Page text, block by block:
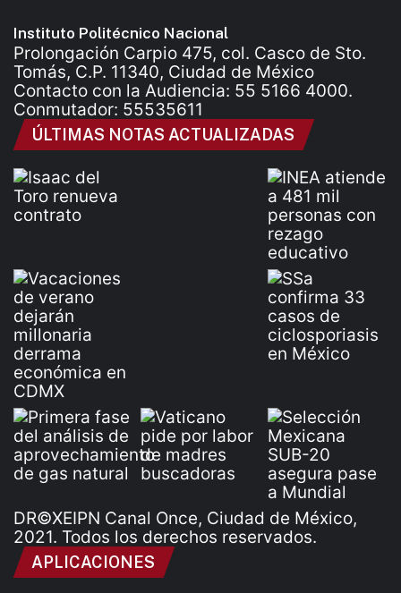
Instituto Politécnico Nacional
Prolongación Carpio 475, col. Casco de Sto.
Tomás, C.P. 11340, Ciudad de México
Contacto con la Audiencia: 55 5166 4000.
Conmutador: 55535611
ÚLTIMAS NOTAS ACTUALIZADAS
DR©XEIPN Canal Once, Ciudad de México,
2021. Todos los derechos reservados.
APLICACIONES